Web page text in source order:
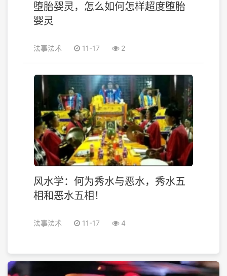
堕胎婴灵，怎么如何怎样超度堕胎
婴灵
法事法术 11-17 2
风水学：何为秀水与恶水，秀水五
相和恶水五相！
法事法术 11-17 4